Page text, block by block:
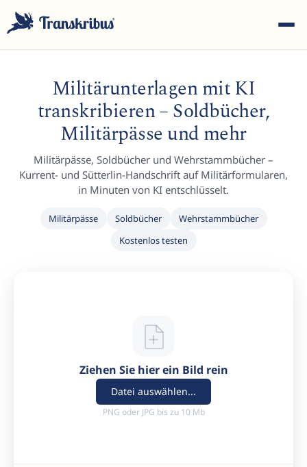
suchen...
Militärunterlagen mit KI
transkribieren – Soldbücher,
Militärpässe und mehr
Militärpässe, Soldbücher und Wehrstammbücher –
Kurrent- und Sütterlin-Handschrift auf Militärformularen,
in Minuten von KI entschlüsselt.
Militärpässe Soldbücher
Wehrstammbücher
Kostenlos testen
Ziehen Sie hier ein Bild rein
Datei auswählen...
PNG oder JPG bis zu 10 Mb